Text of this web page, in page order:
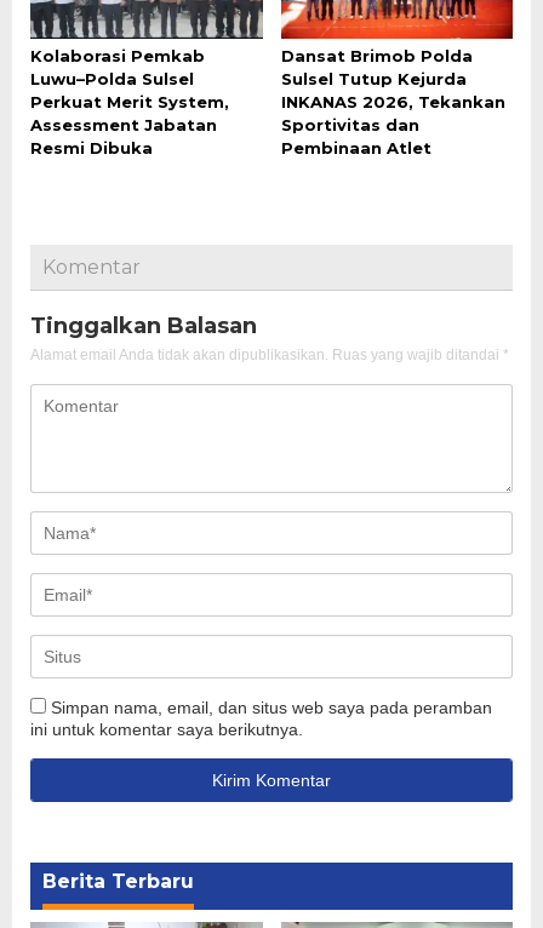
Kolaborasi Pemkab
Luwu–Polda Sulsel
Perkuat Merit System,
Assessment Jabatan
Resmi Dibuka
Dansat Brimob Polda
Sulsel Tutup Kejurda
INKANAS 2026, Tekankan
Sportivitas dan
Pembinaan Atlet
Komentar
Tinggalkan Balasan
Alamat email Anda tidak akan dipublikasikan. Ruas yang wajib ditandai *
Simpan nama, email, dan situs web saya pada peramban
ini untuk komentar saya berikutnya.
Berita Terbaru